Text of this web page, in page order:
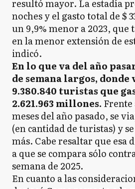
resultó mayor. La estadía
noches y el gasto total de $
un 9,9% menor a 2023, que
en la menor extensión de
indicó.
En lo que va del año
de semana largos,
9.380.840 turistas que
2.621.963 millones. Frente
meses del año pasado, se
(en cantidad de turistas) y
más. Cabe resaltar que esa
a que se compara sólo
semana de 2025.
En cuanto a las